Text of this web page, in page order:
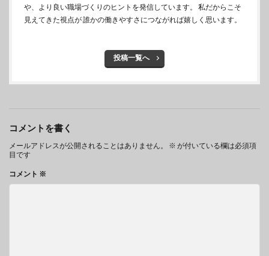
や、より良い職場づくりのヒントを発信しています。 私だからこそ
見えてきた視点が 誰かの働きやすさにつながれば嬉しく思います。
投稿一覧へ
コメントを書く
メールアドレスが公開されることはありません。 ※ が付いている欄は必須項
目です
コメント ※